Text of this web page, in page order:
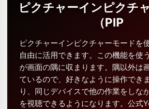
ピクチャーインピクチ
（PIP
ピクチャーインピクチャーモードを
自由に活用できます。この機能を使
が画面の隅に収まります。隅以外は
ているので、好きなように操作でき
り、同じデバイスで他の作業をしな
を視聴できるようになります。公式